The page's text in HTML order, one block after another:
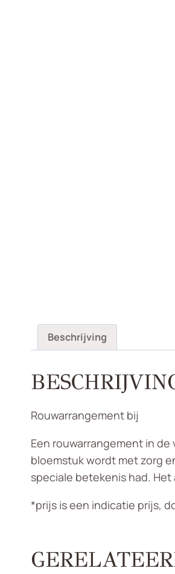
Beschrijving
Rouwarrangement bij
Een rouwarrangement in de
bloemstuk wordt met zorg
speciale betekenis had.
*prijs is een indicatie prijs,